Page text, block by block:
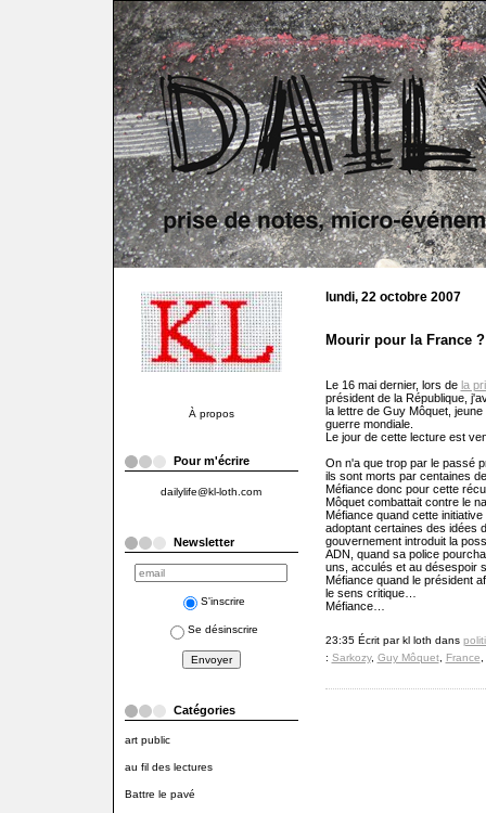
À propos
Pour m'écrire
dailylife@kl-loth.com
Newsletter
S'inscrire
Se désinscrire
Catégories
art public
au fil des lectures
Battre le pavé
lundi, 22 octobre 2007
Mourir pour la France ?
Le 16 mai dernier, lors de la
président de la République,
la lettre de Guy Môquet,
guerre mondiale.
Le jour de cette lecture est
On n'a que trop par le passé
ils sont morts par centaines
Méfiance donc pour cette
Môquet combattait contre le
Méfiance quand cette
adoptant certaines des idées
gouvernement introduit la
ADN, quand sa police
uns, acculés et au désespoir
Méfiance quand le président
le sens critique…
Méfiance…
23:35 Écrit par kl loth dans
: Sarkozy, Guy Môquet, France